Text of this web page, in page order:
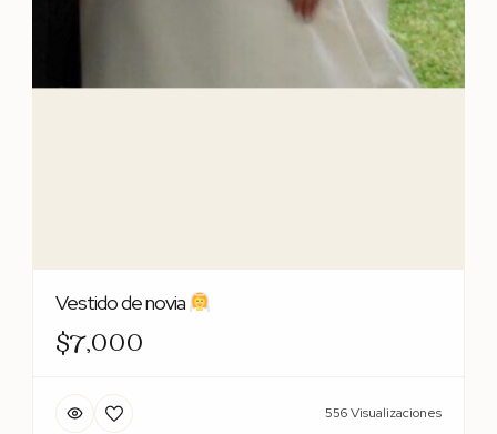
Vestido de novia
$7,000
556 Visualizaciones